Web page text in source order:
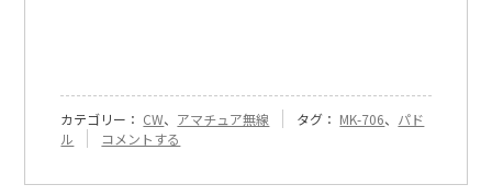
カテゴリー： CW、 アマチュア無線 タグ： MK-706、 パド
ル
『[694]
コメントする